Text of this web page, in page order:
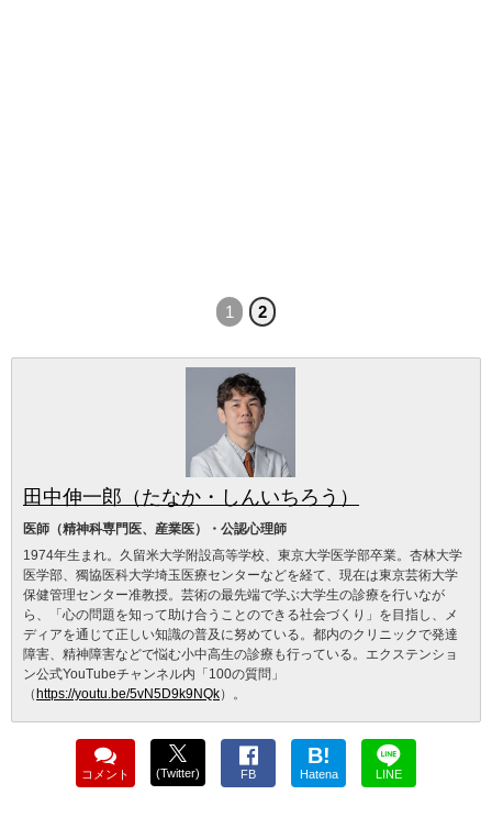
1 2
田中伸一郎（たなか・しんいちろう）
医師（精神科専門医、産業医）・公認心理師
1974年生まれ。久留米大学附設高等学校、東京大学医学部卒業。杏林大学
医学部、獨協医科大学埼玉医療センターなどを経て、現在は東京芸術大学
保健管理センター准教授。芸術の最先端で学ぶ大学生の診療を行いなが
ら、「心の問題を知って助け合うことのできる社会づくり」を目指し、メ
ディアを通じて正しい知識の普及に努めている。都内のクリニックで発達
障害、精神障害などで悩む小中高生の診療も行っている。エクステンショ
ン公式YouTubeチャンネル内「100の質問」
（https://youtu.be/5vN5D9k9NQk）。
コメント (Twitter) FB
B!
Hatena LINE